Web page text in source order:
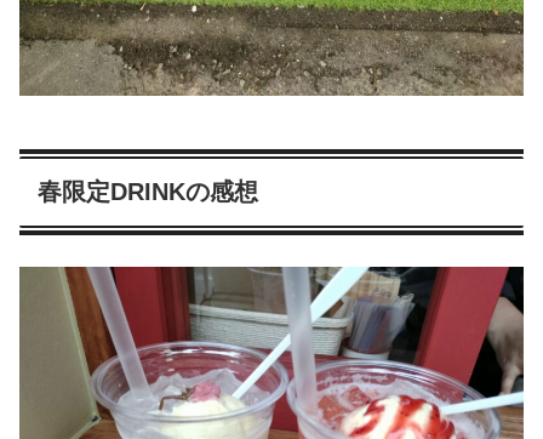
春限定DRINKの感想